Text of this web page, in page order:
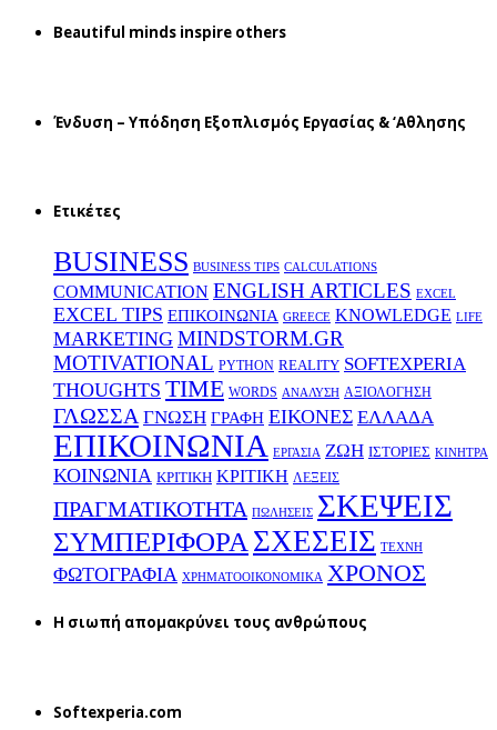
Beautiful minds inspire others
Ένδυση – Υπόδηση Εξοπλισμός Εργασίας & ‘Aθλησης
Ετικέτες
BUSINESS BUSINESS TIPS CALCULATIONS
COMMUNICATION ENGLISH ARTICLES EXCEL
EXCEL TIPS EΠΙΚΟΙΝΩΝΙΑ GREECE KNOWLEDGE LIFE
MARKETING MINDSTORM.GR
MOTIVATIONAL PYTHON REALITY SOFTEXPERIA
THOUGHTS TIME WORDS ΑΝΑΛΥΣΗ ΑΞΙΟΛΟΓΗΣΗ
ΓΛΩΣΣΑ ΓΝΩΣΗ ΓΡΑΦΗ ΕΙΚΟΝΕΣ ΕΛΛΑΔΑ
ΕΠΙΚΟΙΝΩΝΙΑ ΕΡΓΑΣΙΑ ΖΩΗ ΙΣΤΟΡΙΕΣ ΚΙΝΗΤΡΑ
ΚΟΙΝΩΝΙΑ ΚΡΙΤΙΚΗ ΚΡΙΤΙΚΗ ΛΕΞΕΙΣ
ΠΡΑΓΜΑΤΙΚΟΤΗΤΑ ΠΩΛΗΣΕΙΣ ΣΚΕΨΕΙΣ
ΣΥΜΠΕΡΙΦΟΡΑΣΧΕΣΕΙΣ ΤΕΧΝΗ
ΦΩΤΟΓΡΑΦΙΑ ΧΡΗΜΑΤΟΟΙΚΟΝΟΜΙΚΑ ΧΡΟΝΟΣ
H σιωπή απομακρύνει τους ανθρώπους
Softexperia.com